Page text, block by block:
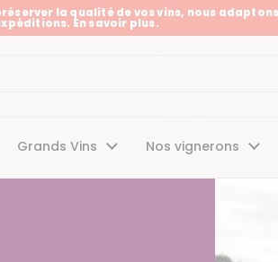
la qualité de vos vins, nous
En savoir plus.
Grands Vins Nos vignerons